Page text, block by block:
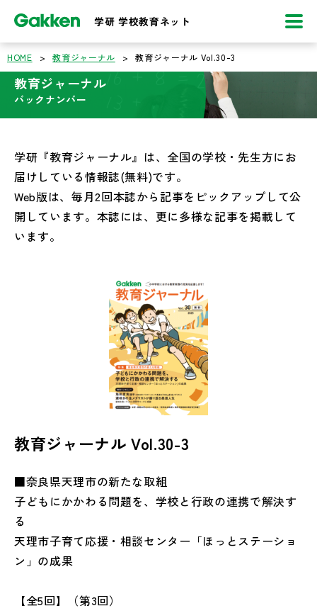
学研 学校教育ネット
HOME > 教育ジャーナル > 教育ジャーナル Vol.30-3
教育ジャーナル
バックナンバー
学研『教育ジャーナル』は、全国の学校・先生方にお
届けしている情報誌(無料)です。
Web版は、毎月2回本誌から記事をピックアップして公
開しています。本誌には、更に多様な記事を掲載して
います。
教育ジャーナル Vol.30-3
■奈良県天理市の新たな取組
子どもにかかわる問題を、学校と行政の連携で解決す
る
天理市子育て応援・相談センター「ほっとステーショ
ン」の成果
【全5回】（第3回）